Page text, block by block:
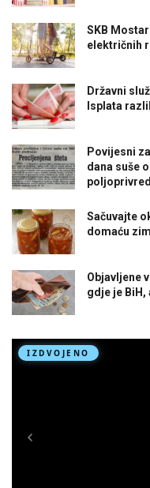
SKB
električnih
Državni
Isplata
Povijesni
dana suše
Sačuvajte
domaću
Objavljene
gdje je BiH,